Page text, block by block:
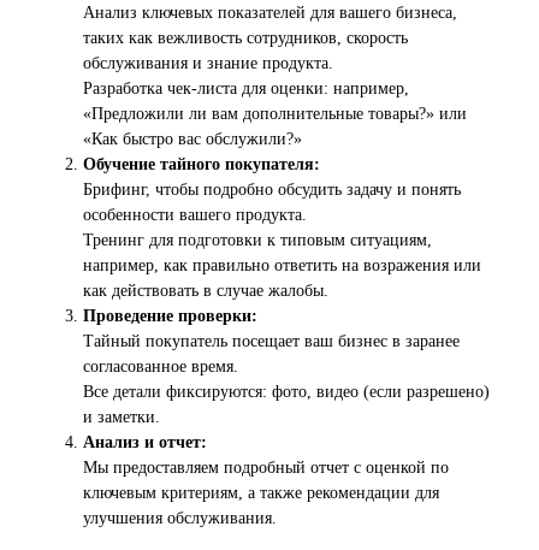
Анализ ключевых показателей для вашего бизнеса,
таких как вежливость сотрудников, скорость
обслуживания и знание продукта.
Разработка чек-листа для оценки: например,
«Предложили ли вам дополнительные товары?» или
«Как быстро вас обслужили?»
Обучение тайного покупателя:
Брифинг, чтобы подробно обсудить задачу и понять
особенности вашего продукта.
Тренинг для подготовки к типовым ситуациям,
например, как правильно ответить на возражения или
как действовать в случае жалобы.
Проведение проверки:
Тайный покупатель посещает ваш бизнес в заранее
согласованное время.
Все детали фиксируются: фото, видео (если разрешено)
и заметки.
Анализ и отчет:
Мы предоставляем подробный отчет с оценкой по
ключевым критериям, а также рекомендации для
улучшения обслуживания.